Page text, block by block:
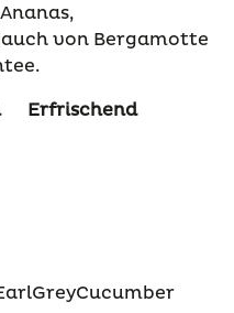
von Bergamotte
Erfrischend